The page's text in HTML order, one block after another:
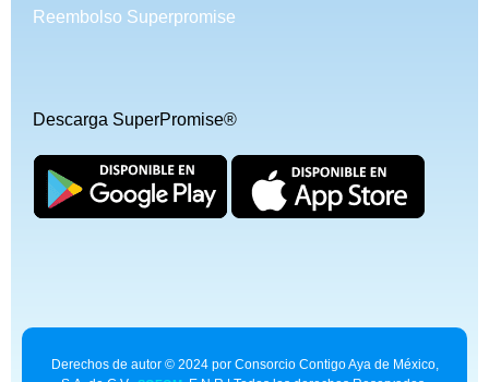
Reembolso Superpromise
Descarga SuperPromise®
Derechos de autor © 2024 por Consorcio Contigo Aya de México,